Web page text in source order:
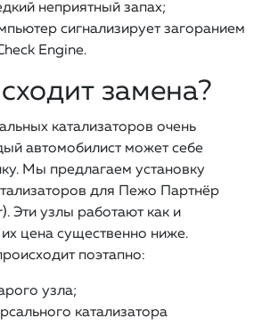
неприятный запах;
сигнализирует загоранием
Engine.
замена?
катализаторов очень
автомобилист может себе
Мы предлагаем установку
для Пежо Партнёр
Эти узлы работают как и
цена существенно ниже.
поэтапно:
узла;
катализатора